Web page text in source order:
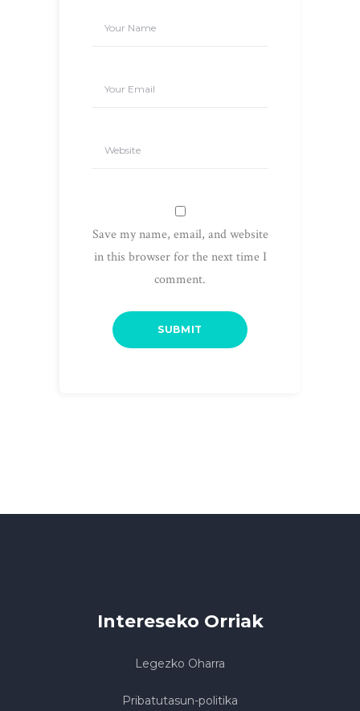
Save my name, email, and website
in this browser for the next time I
comment.
Intereseko Orriak
Legezko Oharra
Pribatutasun-politika